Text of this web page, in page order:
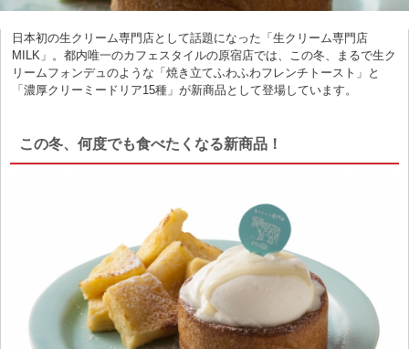
日本初の生クリーム専門店として話題になった「生クリーム専門店
MILK」。都内唯一のカフェスタイルの原宿店では、この冬、まるで生ク
リームフォンデュのような「焼き立てふわふわフレンチトースト」と
「濃厚クリーミードリア15種」が新商品として登場しています。
この冬、何度でも食べたくなる新商品！